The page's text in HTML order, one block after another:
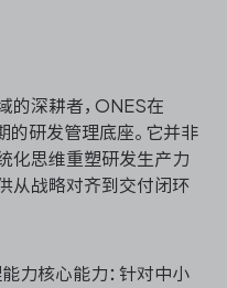
的深耕者，ONES在
研发管理底座。它并非
化思维重塑研发生产力
从战略对齐到交付闭环
力核心能力：针对中小